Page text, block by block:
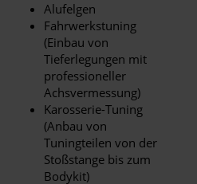
Alufelgen
Fahrwerkstuning
(Einbau von
Tieferlegungen mit
professioneller
Achsvermessung)
Karosserie-Tuning
(Anbau von
Tuningteilen von der
Stoßstange bis zum
Bodykit)